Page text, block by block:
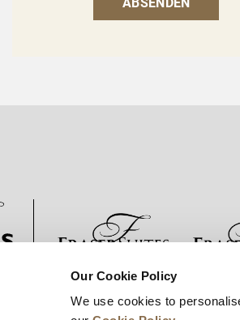
Our Cookie Policy
We use cookies to
Unternehmensentwicklung Karriere